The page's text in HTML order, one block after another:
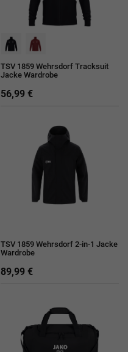
TSV 1859 Wehrsdorf Tracksuit
Jacke Wardrobe
56,99 €
TSV 1859 Wehrsdorf 2-in-1 Jacke
Wardrobe
89,99 €